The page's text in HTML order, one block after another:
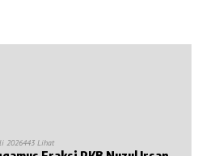
2026443 Lihat